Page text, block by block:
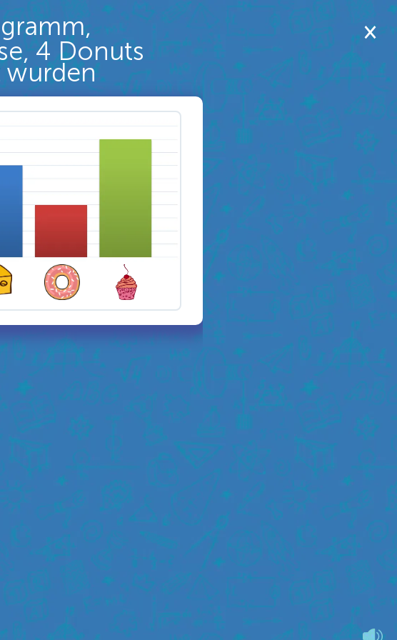
4 Donuts
wurden